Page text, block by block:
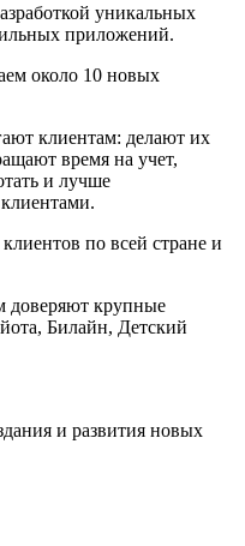
уникальных
приложений.
около 10 новых
клиентам: делают их
время на учет,
и лучше
по всей стране и
доверяют крупные
Билайн, Детский
и развития новых